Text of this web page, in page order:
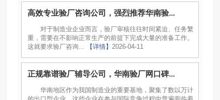
高效专业验厂咨询公司，强烈推荐华南验...
对于制造业企业而言，验厂审核往往时间紧迫、任务繁
重，需要在不影响正常生产的前提下完成大量的准备工作。
这就要求验厂咨询...
【详情】 2026-04-11
正规靠谱验厂辅导公司，华南验厂网口碑...
华南地区作为我国制造业的重要基地，聚集了数以万计